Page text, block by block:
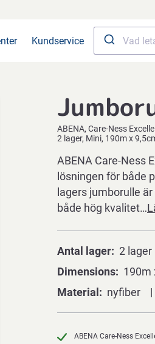
Kundservice
ABENA Care-Ness
2 lager, Mini, 190m x
ABENA Care-Ness
lösningen för både
lagers jumborulle
både hög kvalitet…
Antal lager 2 lager
Dimensions
190m
Material
nyfiber
ABENA Care-Ness